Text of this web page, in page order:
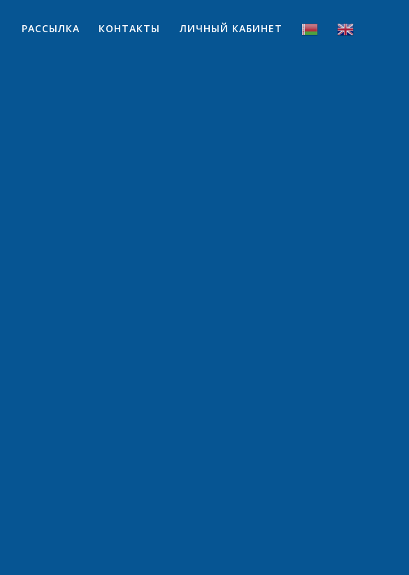
РАССЫЛКА КОНТАКТЫ ЛИЧНЫЙ КАБИНЕТ